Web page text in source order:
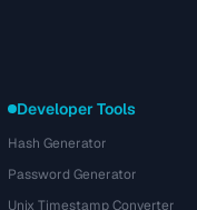
Developer Tools
Hash Generator
Password Generator
Unix Timestamp Converter